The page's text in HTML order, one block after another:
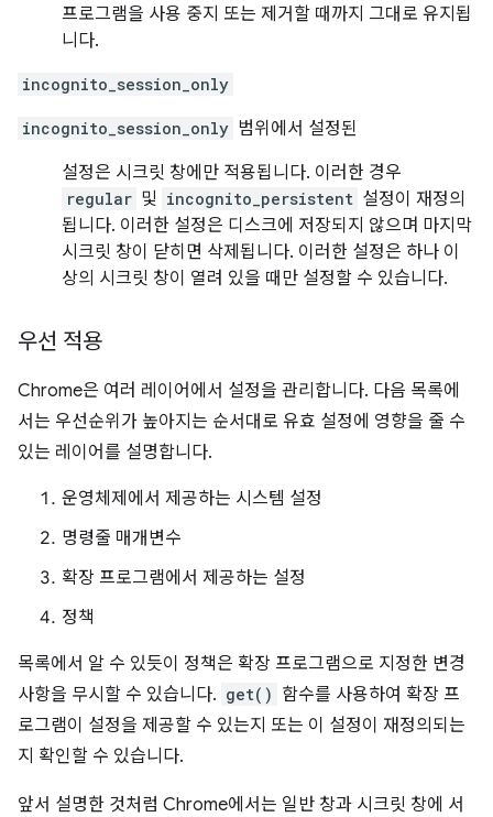
프로그램을 사용 중지 또는 제거할 때까지 그대로 유지됩
니다.
incognito_session_only
incognito_session_only 범위에서 설정된
설정은 시크릿 창에만 적용됩니다. 이러한 경우
regular 및 incognito_persistent 설정이 재정의
됩니다. 이러한 설정은 디스크에 저장되지 않으며 마지막
시크릿 창이 닫히면 삭제됩니다. 이러한 설정은 하나 이
상의 시크릿 창이 열려 있을 때만 설정할 수 있습니다.
우선 적용
Chrome은 여러 레이어에서 설정을 관리합니다. 다음 목록에
서는 우선순위가 높아지는 순서대로 유효 설정에 영향을 줄 수
있는 레이어를 설명합니다.
운영체제에서 제공하는 시스템 설정
명령줄 매개변수
확장 프로그램에서 제공하는 설정
정책
목록에서 알 수 있듯이 정책은 확장 프로그램으로 지정한 변경
사항을 무시할 수 있습니다. get() 함수를 사용하여 확장 프
로그램이 설정을 제공할 수 있는지 또는 이 설정이 재정의되는
지 확인할 수 있습니다.
앞서 설명한 것처럼 Chrome에서는 일반 창과 시크릿 창에 서